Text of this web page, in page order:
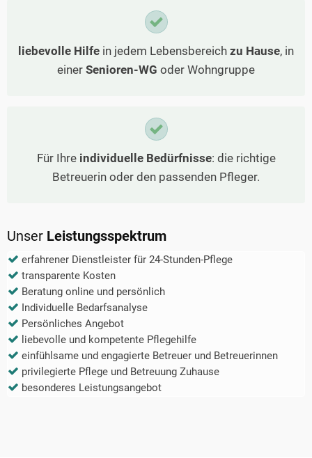
liebevolle Hilfe in jedem Lebensbereich zu Hause, in
einer Senioren-WG oder Wohngruppe
Für Ihre individuelle Bedürfnisse: die richtige
Betreuerin oder den passenden Pfleger.
Unser Leistungsspektrum
erfahrener Dienstleister für 24-Stunden-Pflege
transparente Kosten
Beratung online und persönlich
Individuelle Bedarfsanalyse
Persönliches Angebot
liebevolle und kompetente Pflegehilfe
einfühlsame und engagierte Betreuer und Betreuerinnen
privilegierte Pflege und Betreuung Zuhause
besonderes Leistungsangebot